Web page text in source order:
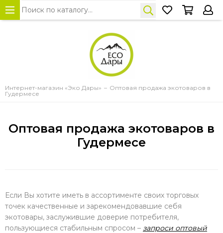
Интернет-магазин «Эко Дары»
Оптовая продажа экотоваров в
Гудермесе
Оптовая продажа экотоваров в
Гудермесе
Если Вы хотите иметь в ассортименте своих торговых
точек качественные и зарекомендовавшие себя
экотовары, заслужившие доверие потребителя,
пользующиеся стабильным спросом – запроси оптовый